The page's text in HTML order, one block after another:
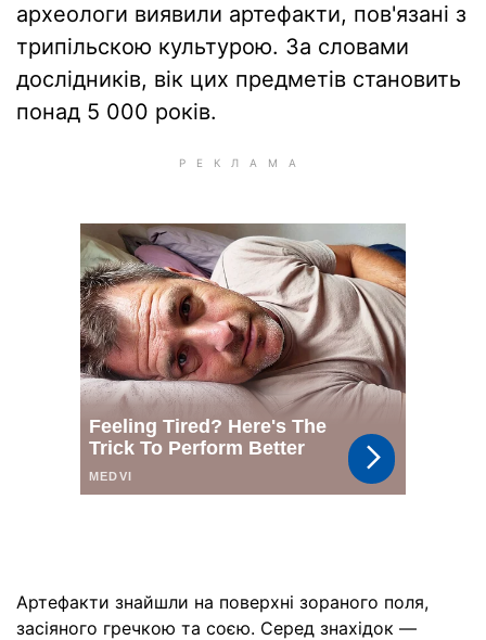
археологи виявили артефакти, пов'язані з
трипільскою культурою. За словами
дослідників, вік цих предметів становить
понад 5 000 років.
Артефакти знайшли на поверхні зораного поля,
засіяного гречкою та соєю. Серед знахідок —